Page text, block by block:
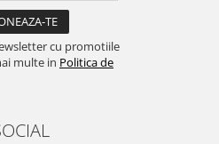
cu promotiile
multe in Politica de